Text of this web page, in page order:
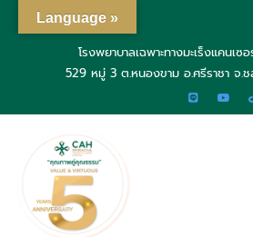
โรงพยาบาลเฉพาะทางมะเร็งแคนเ
529 หมู่ 3 ต.หนองขาม อ.ศรีราชา จ.
Language »